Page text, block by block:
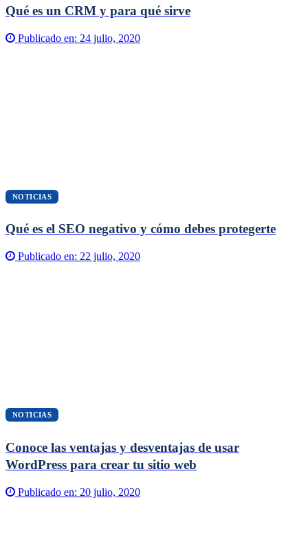
Qué es un CRM y para qué sirve
Publicado en: 24 julio, 2020
NOTICIAS
Qué es el SEO negativo y cómo debes protegerte
Publicado en: 22 julio, 2020
NOTICIAS
Conoce las ventajas y desventajas de usar
WordPress para crear tu sitio web
Publicado en: 20 julio, 2020